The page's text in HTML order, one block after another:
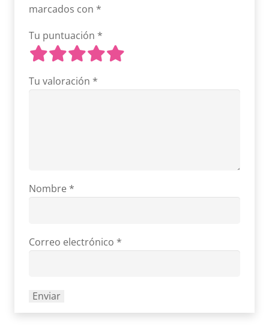
marcados con *
Tu puntuación *
Tu valoración *
Nombre *
Correo electrónico *